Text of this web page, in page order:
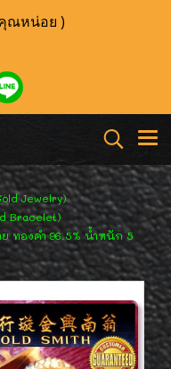
ณหน่อย )
Jewelry)
Bracelet)
ทองคำ 96.5% น้ำหนัก 5